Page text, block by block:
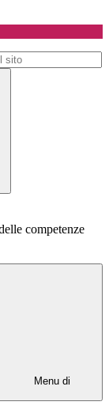
competenze
Menu di